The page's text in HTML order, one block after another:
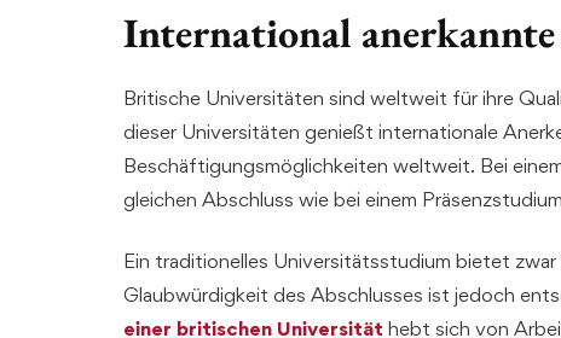
International anerkannte
Britische Universitäten sind weltweit für ihre
dieser Universitäten genießt internationale
Beschäftigungsmöglichkeiten weltweit. Bei
gleichen Abschluss wie bei einem
Ein traditionelles Universitätsstudium bietet
Glaubwürdigkeit des Abschlusses ist jedoch
einer britischen Universität hebt sich von